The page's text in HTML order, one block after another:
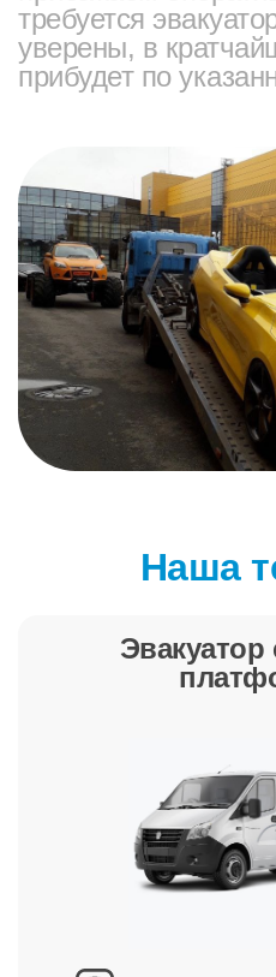
требуется
уверены, в
прибудет по
Наша